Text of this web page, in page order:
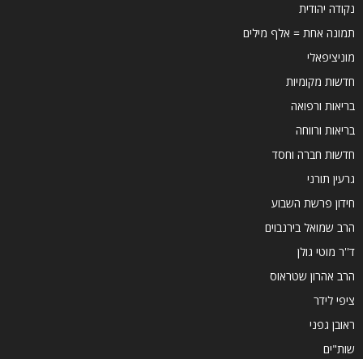
נקודה יהודית
תמונה אחת = אלף מילים
מוניציפאלי
חדשות מקומיות
בריאות ורפואה
בריאות ורווחה
חדשות חברה וחסד
גרעין תורני
חידון פרשת השבוע
הרב שמואל בירנבוים
ד''ר מוטי גולן
הרב אהרון שטראוס
ציפי לידר
ראובן גפני
שות"ים